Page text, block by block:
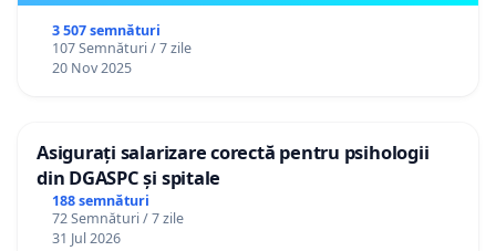
3 507 semnături
107 Semnături / 7 zile
20 Nov 2025
Asigurați salarizare corectă pentru psihologii
din DGASPC și spitale
188 semnături
72 Semnături / 7 zile
31 Jul 2026